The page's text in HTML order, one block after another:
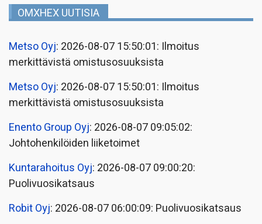
OMXHEX UUTISIA
Metso Oyj: 2026-08-07 15:50:01: Ilmoitus
merkittävistä omistusosuuksista
Metso Oyj: 2026-08-07 15:50:01: Ilmoitus
merkittävistä omistusosuuksista
Enento Group Oyj: 2026-08-07 09:05:02:
Johtohenkilöiden liiketoimet
Kuntarahoitus Oyj: 2026-08-07 09:00:20:
Puolivuosikatsaus
Robit Oyj: 2026-08-07 06:00:09: Puolivuosikatsaus